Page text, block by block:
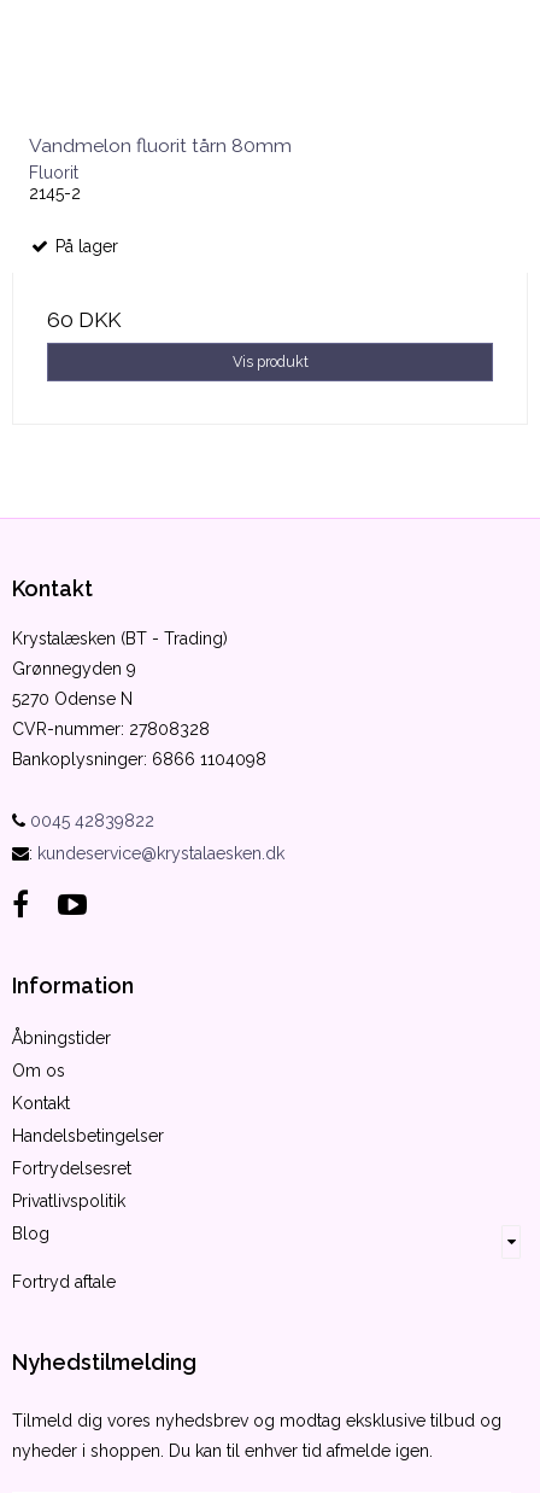
Vandmelon fluorit tårn 80mm
Fluorit
2145-2
På lager
60 DKK
Vis produkt
Kontakt
Krystalæsken (BT - Trading)
Grønnegyden 9
5270 Odense N
CVR-nummer: 27808328
Bankoplysninger: 6866 1104098
0045 42839822
: kundeservice@krystalaesken.dk
Information
Åbningstider
Om os
Kontakt
Handelsbetingelser
Fortrydelsesret
Privatlivspolitik
Blog
Fortryd aftale
Nyhedstilmelding
Tilmeld dig vores nyhedsbrev og modtag eksklusive tilbud og
nyheder i shoppen. Du kan til enhver tid afmelde igen.